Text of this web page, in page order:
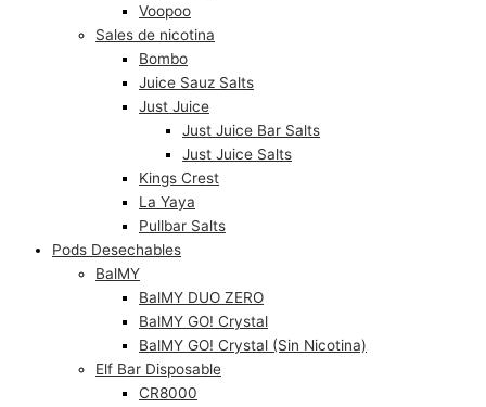
Voopoo
Sales de nicotina
Bombo
Juice Sauz Salts
Just Juice
Just Juice Bar Salts
Just Juice Salts
Kings Crest
La Yaya
Pullbar Salts
Pods Desechables
BalMY
BalMY DUO ZERO
BalMY GO! Crystal
BalMY GO! Crystal (Sin Nicotina)
Elf Bar Disposable
CR8000